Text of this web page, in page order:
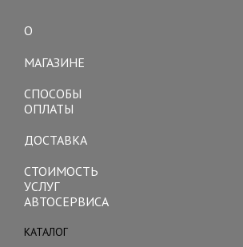
О
МАГАЗИНЕ
СПОСОБЫ
ОПЛАТЫ
ДОСТАВКА
СТОИМОСТЬ
УСЛУГ
АВТОСЕРВИСА
КАТАЛОГ